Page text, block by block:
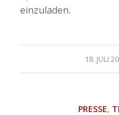
einzuladen.
18. JULI
/
PRESSE,